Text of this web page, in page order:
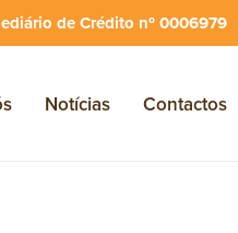
de Crédito nº 0006979
Notícias Contactos